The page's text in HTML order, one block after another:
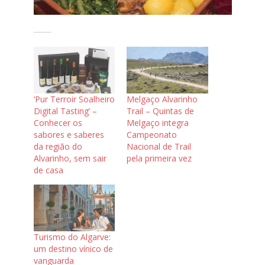
‘Pur Terroir Soalheiro
Digital Tasting’ –
Conhecer os
sabores e saberes
da região do
Alvarinho, sem sair
de casa
Melgaço Alvarinho
Trail – Quintas de
Melgaço integra
Campeonato
Nacional de Trail
pela primeira vez
Turismo do Algarve:
um destino vínico de
vanguarda